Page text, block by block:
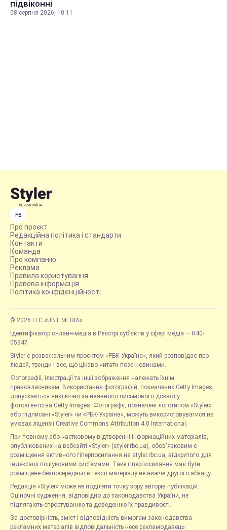
підвіконні
08 серпня 2026, 10:11
FB
Про проєкт
Редакційна політика і стандарти
Контакти
Команда
Про компанію
Реклама
Правила користування
Правова інформація
Політика конфіденційності
© 2026 LLC «UBT MEDIA»
Ідентифікатор онлайн-медіа в Реєстрі суб’єктів у сфері медіа — R40-
05347
Styler є розважальним проєктом «РБК-Україна», який розповідає про
людей, тренди і все, що цікаво читати поза новинами.
Фотографії, ілюстрації та інші зображення належать їхнім
правовласникам. Використання фотографій, позначених Getty Images,
допускається виключно за наявності письмового дозволу
фотоагентства Getty Images. Фотографії, позначені логотипом «Styler»
або підписані «Styler» чи «РБК-Україна», можуть використовуватися на
умовах ліцензії Creative Commons Attribution 4.0 International.
При повному або частковому відтворенні інформаційних матеріалів,
опублікованих на вебсайті «Styler» (styler.rbc.ua), обов'язковим є
розміщення активного гіперпосилання на styler.rbc.ua, відкритого для
індексації пошуковими системами. Таке гіперпосилання має бути
розміщене безпосередньо в тексті матеріалу не нижче другого абзацу.
Редакція «Styler» може не поділяти точку зору авторів публікацій.
Оціночні судження, відповідно до законодавства України, не
підлягають спростуванню та доведенню їх правдивості.
За достовірність, зміст і відповідність вимогам законодавства
рекламних матеріалів відповідальність несе рекламодавець.